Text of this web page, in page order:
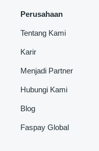
Perusahaan
Tentang Kami
Karir
Menjadi Partner
Hubungi Kami
Blog
Faspay Global